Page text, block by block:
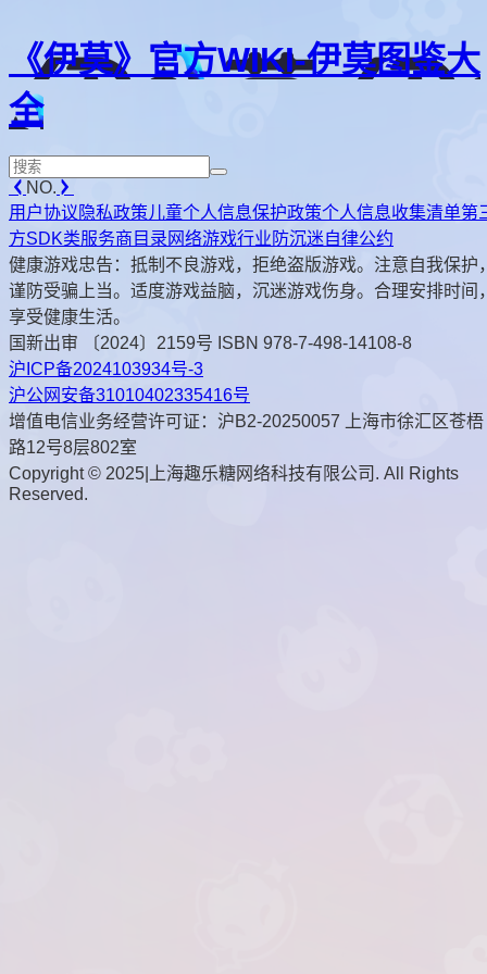
《伊莫》官方WIKI-伊莫图鉴大
全
NO.
用户协议 隐私政策儿童个人信息保护政策个人信息收集清单第
方SDK类服务商目录 网络游戏行业防沉迷自律公约
健康游戏忠告：抵制不良游戏，拒绝盗版游戏。注意自我保护
谨防受骗上当。适度游戏益脑，沉迷游戏伤身。合理安排时间
享受健康生活。
国新出审 〔2024〕2159号 ISBN 978-7-498-14108-8
沪ICP备2024103934号-3
沪公网安备31010402335416号
增值电信业务经营许可证：沪B2-20250057 上海市徐汇区苍梧
路12号8层802室
Copyright © 2025|上海趣乐糖网络科技有限公司. All Rights
Reserved.